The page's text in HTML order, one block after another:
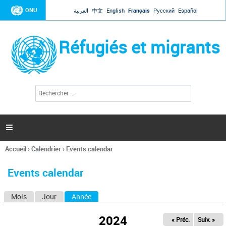
Jump to navigation
ONU العربية 中文 English Français Русский Español
Réfugiés et migrants
l
c
h
e

Vous
ici
Accueil›Calendrier› Events calendar
Events calendar
Mois Jour Année
2024 « Préc. Suiv. »